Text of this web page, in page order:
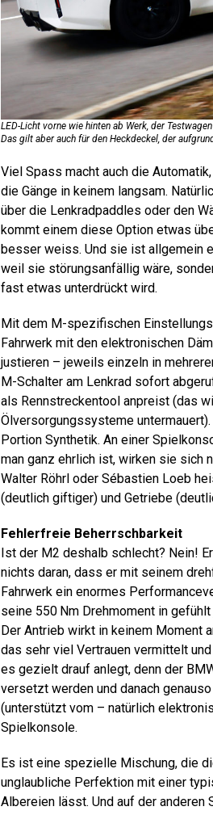
LED-Licht vorne wie hinten ab Werk, der
Das gilt aber auch für den Heckdeckel, der
Viel Spass macht auch die
die Gänge in keinem langsam.
über die Lenkradpaddles oder den
kommt einem diese Option etwas
besser weiss. Und sie ist allgemein
weil sie störungsanfällig wäre,
fast etwas unterdrückt wird.
Mit dem M-spezifischen
Fahrwerk mit den elektronischen
justieren – jeweils einzeln in
M-Schalter am Lenkrad sofort
als Rennstreckentool anpreist (das
Ölversorgungssysteme
Portion Synthetik. An ­einer
man ganz ehrlich ist, wirken sie sich
Walter Röhrl oder Sébastien Loeb
(deutlich giftiger) und Getriebe
Fehlerfreie Beherrschbarkeit
Ist der M2 deshalb schlecht? Nein!
nichts daran, dass er mit seinem
Fahrwerk ein enormes
seine 550 Nm Drehmoment in
Der Antrieb wirkt in keinem Moment
das sehr viel Vertrauen vermittelt
es gezielt drauf anlegt, denn der
versetzt werden und danach
(unterstützt vom – natürlich
Spielkonsole.
Es ist eine spezielle Mischung, die
unglaubliche Perfektion mit einer
Albereien lässt. Und auf der